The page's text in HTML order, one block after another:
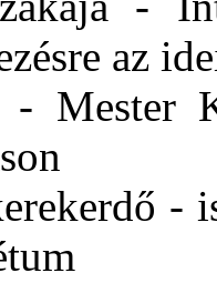
az
- Mester
-